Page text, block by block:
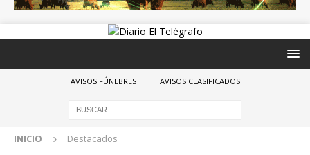
AVISOS FÚNEBRES AVISOS CLASIFICADOS
INICIO Destacados